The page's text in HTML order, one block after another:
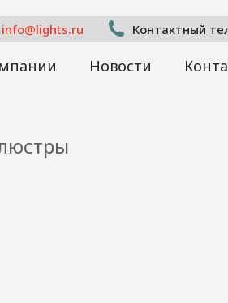
info@lights.ru Контактный
Новости